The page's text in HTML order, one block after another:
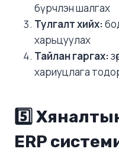
бүрчлэн шалгах
Тулгалт хийх:
харьцуулах
Тайлан гаргах:
хариуцлага
5️⃣
ERP